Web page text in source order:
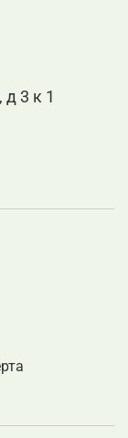
3 к 1